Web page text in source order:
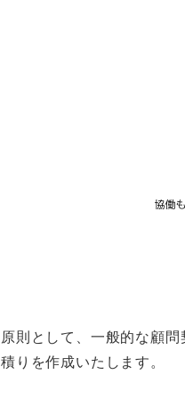
原則として、一般的な顧
積りを作成いたします。